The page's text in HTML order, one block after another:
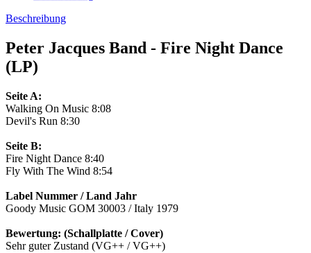
Beschreibung
Peter Jacques Band - Fire Night Dance
(LP)
Seite A:
Walking On Music 8:08
Devil's Run 8:30
Seite B:
Fire Night Dance 8:40
Fly With The Wind 8:54
Label Nummer / Land Jahr
Goody Music GOM 30003 / Italy 1979
Bewertung: (Schallplatte / Cover)
Sehr guter Zustand (VG++ / VG++)